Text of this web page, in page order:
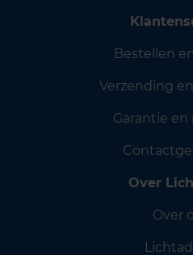
Bestellen
Verzending
Garantie
Over
Over